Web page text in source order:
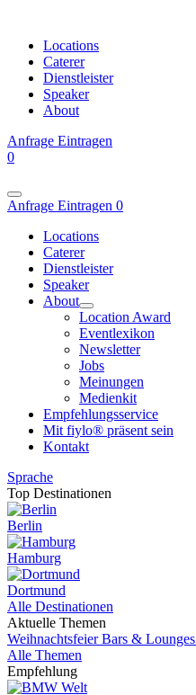
Locations
Caterer
Dienstleister
Speaker
About
Anfrage Eintragen
0
Anfrage Eintragen 0
Locations
Caterer
Dienstleister
Speaker
About
Location Award
Eventlexikon
Newsletter
Jobs
Meinungen
Medienkit
Empfehlungsservice
Mit fiylo® präsent sein
Kontakt
Sprache
Top Destinationen
Berlin
Hamburg
Dortmund
Alle Destinationen
Aktuelle Themen
WeihnachtsfeierBars & Lounges
Alle Themen
Empfehlung